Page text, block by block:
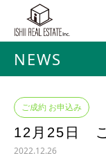
NEWS
ご成約 お申込み
12月25日
2022.12.26